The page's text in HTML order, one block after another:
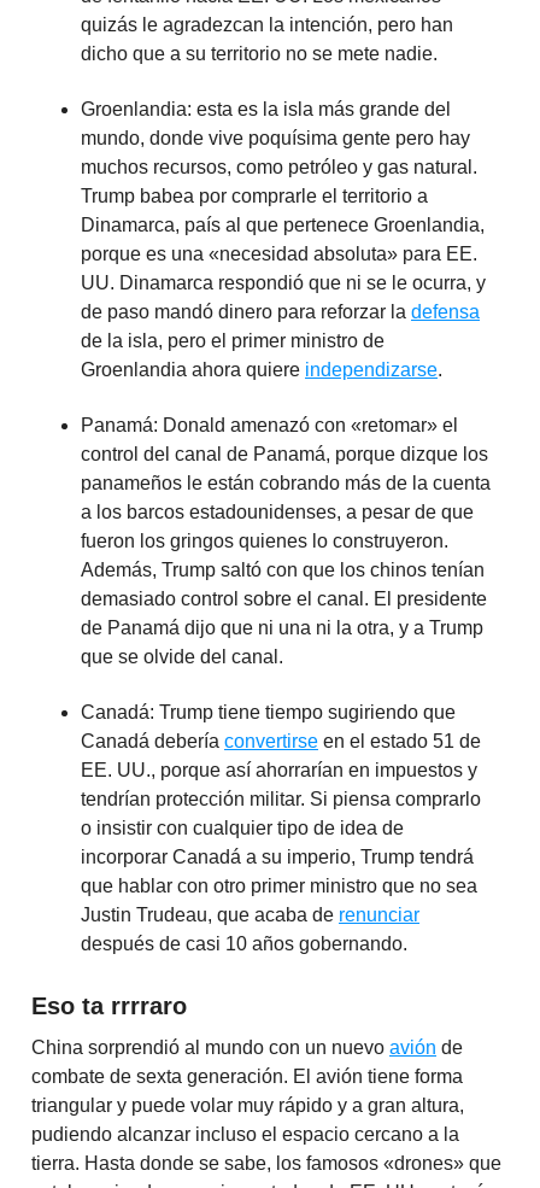
quizás le agradezcan la intención, pero han
dicho que a su territorio no se mete nadie.
Groenlandia: esta es la isla más grande del
mundo, donde vive poquísima gente pero hay
muchos recursos, como petróleo y gas natural.
Trump babea por comprarle el territorio a
Dinamarca, país al que pertenece Groenlandia,
porque es una «necesidad absoluta» para EE.
UU. Dinamarca respondió que ni se le ocurra, y
de paso mandó dinero para reforzar la defensa
de la isla, pero el primer ministro de
Groenlandia ahora quiere independizarse.
Panamá: Donald amenazó con «retomar» el
control del canal de Panamá, porque dizque los
panameños le están cobrando más de la cuenta
a los barcos estadounidenses, a pesar de que
fueron los gringos quienes lo construyeron.
Además, Trump saltó con que los chinos tenían
demasiado control sobre el canal. El presidente
de Panamá dijo que ni una ni la otra, y a Trump
que se olvide del canal.
Canadá: Trump tiene tiempo sugiriendo que
Canadá debería convertirse en el estado 51 de
EE. UU., porque así ahorrarían en impuestos y
tendrían protección militar. Si piensa comprarlo
o insistir con cualquier tipo de idea de
incorporar Canadá a su imperio, Trump tendrá
que hablar con otro primer ministro que no sea
Justin Trudeau, que acaba de renunciar
después de casi 10 años gobernando.
Eso ta rrrraro
China sorprendió al mundo con un nuevo avión de
combate de sexta generación. El avión tiene forma
triangular y puede volar muy rápido y a gran altura,
pudiendo alcanzar incluso el espacio cercano a la
tierra. Hasta donde se sabe, los famosos «drones» que